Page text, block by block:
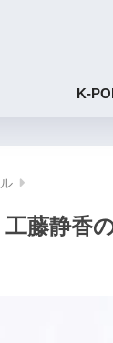
K-
藤静香